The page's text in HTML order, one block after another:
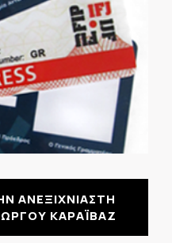
ΑΝΕΞΙΧΝΙΑΣΤΗ
ΚΑΡΑΪΒΑΖ